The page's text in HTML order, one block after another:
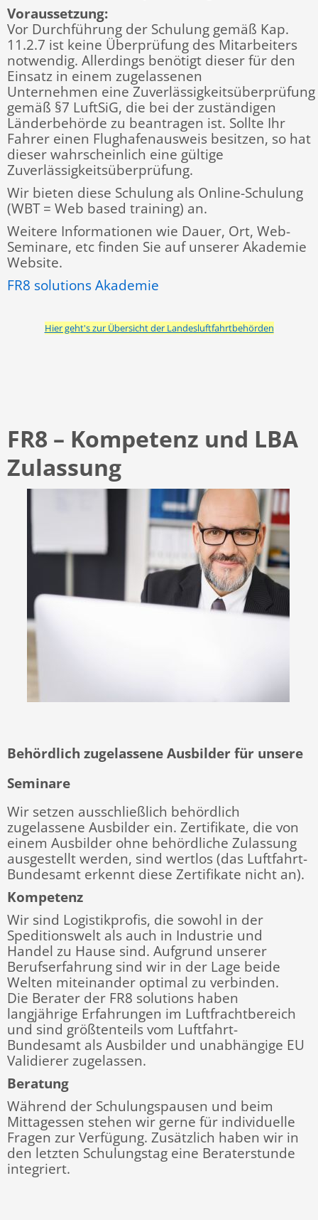
Voraussetzung:
Vor Durchführung der Schulung gemäß Kap.
11.2.7 ist keine Überprüfung des Mitarbeiters
notwendig. Allerdings benötigt dieser für den
Einsatz in einem zugelassenen
Unternehmen eine Zuverlässigkeitsüberprüfung
gemäß §7 LuftSiG, die bei der zuständigen
Länderbehörde zu beantragen ist. Sollte Ihr
Fahrer einen Flughafenausweis besitzen, so hat
dieser wahrscheinlich eine gültige
Zuverlässigkeitsüberprüfung.
Wir bieten diese Schulung als Online-Schulung
(WBT = Web based training) an.
Weitere Informationen wie Dauer, Ort, Web-
Seminare, etc finden Sie auf unserer Akademie
Website.
FR8 solutions Akademie
Hier geht's zur Übersicht der Landesluftfahrtbehörden
FR8 – Kompetenz und LBA
Zulassung
Behördlich zugelassene Ausbilder für unsere
Seminare
Wir setzen ausschließlich behördlich
zugelassene Ausbilder ein. Zertifikate, die von
einem Ausbilder ohne behördliche Zulassung
ausgestellt werden, sind wertlos (das Luftfahrt-
Bundesamt erkennt diese Zertifikate nicht an).
Kompetenz
Wir sind Logistikprofis, die sowohl in der
Speditionswelt als auch in Industrie und
Handel zu Hause sind. Aufgrund unserer
Berufserfahrung sind wir in der Lage beide
Welten miteinander optimal zu verbinden.
Die Berater der FR8 solutions haben
langjährige Erfahrungen im Luftfrachtbereich
und sind größtenteils vom Luftfahrt-
Bundesamt als Ausbilder und unabhängige EU
Validierer zugelassen.
Beratung
Während der Schulungspausen und beim
Mittagessen stehen wir gerne für individuelle
Fragen zur Verfügung. Zusätzlich haben wir in
den letzten Schulungstag eine Beraterstunde
integriert.